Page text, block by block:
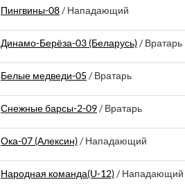
Пингвины-08 / Нападающий
Динамо-Берёза-03 (Беларусь) / Вратарь
Белые медведи-05 / Вратарь
Снежные барсы-2-09 / Вратарь
Ока-07 (Алексин) / Нападающий
Народная команда(U-12) / Нападающий